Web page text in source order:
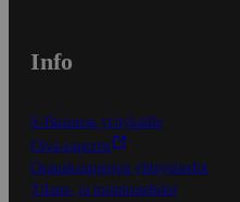
Info
S-Business yrityksille
Oiva-raportit
Osuuskauppojen yhteystiedot
Tilaus- ja toimitusehdot